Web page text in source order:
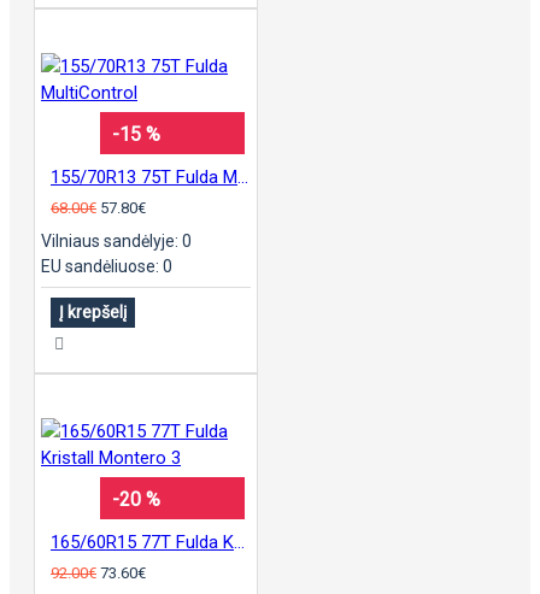
-15 %
68.00€ 57.80€
Vilniaus sandėlyje: 0
EU sandėliuose: 0
Į krepšelį
-20 %
92.00€ 73.60€